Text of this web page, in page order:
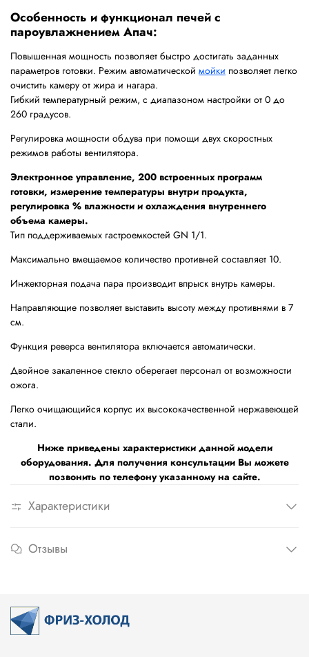
Особенность и функционал печей с
пароувлажнением Апач:
Повышенная мощность позволяет быстро достигать заданных
параметров готовки. Режим автоматической мойки позволяет легко
очистить камеру от жира и нагара.
Гибкий температурный режим, с диапазоном настройки от 0 до
260 градусов.
Регулировка мощности обдува при помощи двух скоростных
режимов работы вентилятора.
Электронное управление, 200 встроенных программ
готовки, измерение температуры внутри продукта,
регулировка % влажности и охлаждения внутреннего
объема камеры.
Тип поддерживаемых гастроемкостей GN 1/1.
Максимально вмещаемое количество противней составляет 10.
Инжекторная подача пара производит впрыск внутрь камеры.
Направляющие позволяет выставить высоту между противнями в 7
см.
Функция реверса вентилятора включается автоматически.
Двойное закаленное стекло оберегает персонал от возможности
ожога.
Легко очищающийся корпус их высококачественной нержавеющей
стали.
Ниже приведены характеристики данной модели
оборудования. Для получения консультации Вы можете
позвонить по телефону указанному на сайте.
Характеристики
Отзывы